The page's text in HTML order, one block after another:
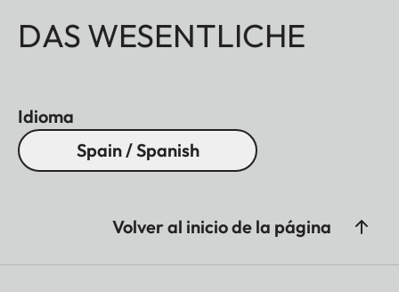
DAS WESENTLICHE
Idioma
Spain / Spanish
Volver al inicio de la página